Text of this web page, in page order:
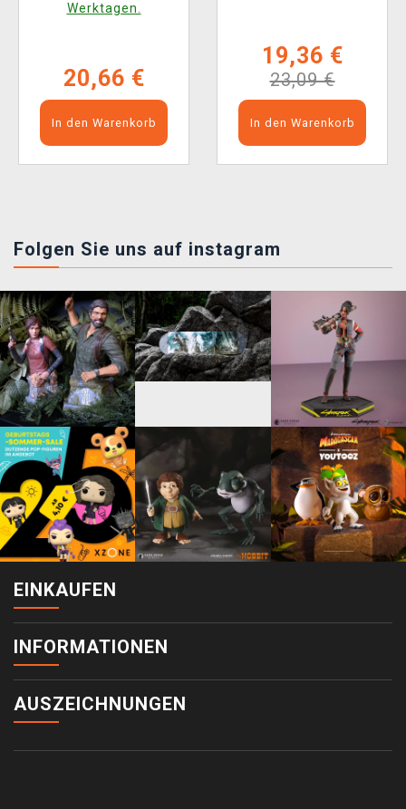
Werktagen.
20,66 €
In den Warenkorb
19,36 €
23,09 €
In den Warenkorb
Folgen Sie uns auf instagram
EINKAUFEN
INFORMATIONEN
AUSZEICHNUNGEN